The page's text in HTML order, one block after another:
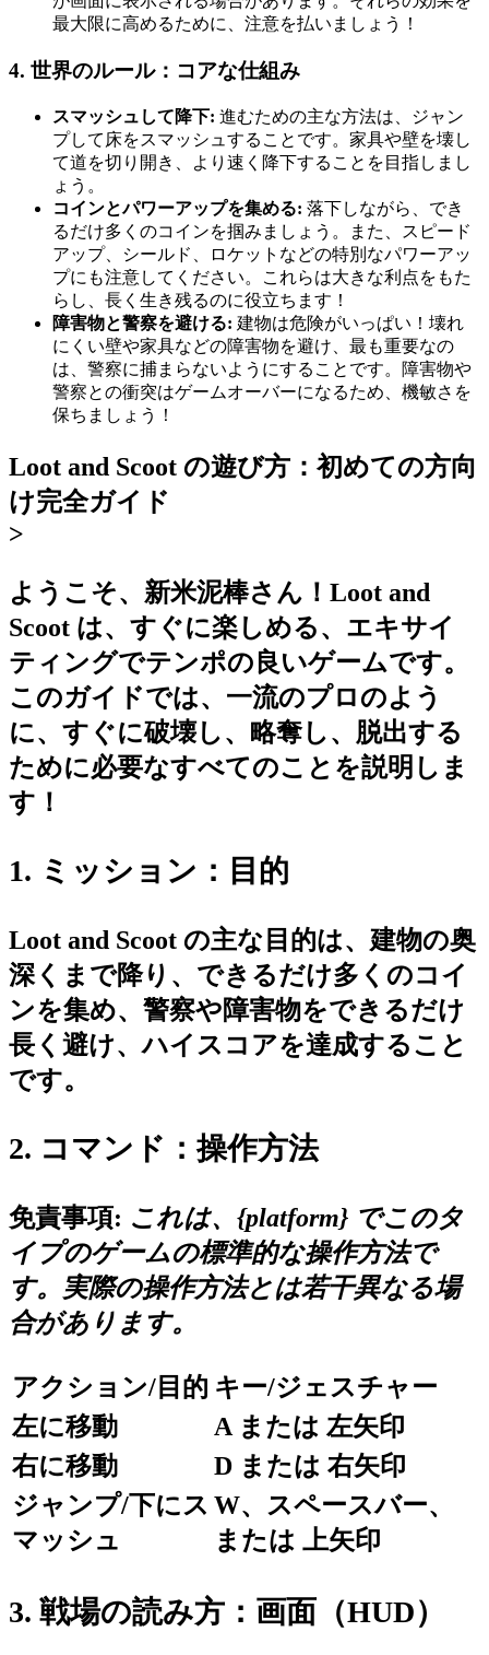
最大限に高めるために、注意を払いましょう！
4. 世界のルール：コアな仕組み
スマッシュして降下: 進むための主な方法は、ジャン
プして床をスマッシュすることです。家具や壁を壊し
て道を切り開き、より速く降下することを目指しまし
ょう。
コインとパワーアップを集める: 落下しながら、でき
るだけ多くのコインを掴みましょう。また、スピード
アップ、シールド、ロケットなどの特別なパワーアッ
プにも注意してください。これらは大きな利点をもた
らし、長く生き残るのに役立ちます！
障害物と警察を避ける: 建物は危険がいっぱい！壊れ
にくい壁や家具などの障害物を避け、最も重要なの
は、警察に捕まらないようにすることです。障害物や
警察との衝突はゲームオーバーになるため、機敏さを
保ちましょう！
Loot and Scoot の遊び方：初めての方向
け完全ガイド
>
ようこそ、新米泥棒さん！Loot and
Scoot は、すぐに楽しめる、エキサイ
ティングでテンポの良いゲームです。
このガイドでは、一流のプロのよう
に、すぐに破壊し、略奪し、脱出する
ために必要なすべてのことを説明しま
す！
1. ミッション：目的
Loot and Scoot の主な目的は、建物の奥
深くまで降り、できるだけ多くのコイ
ンを集め、警察や障害物をできるだけ
長く避け、ハイスコアを達成すること
です。
2. コマンド：操作方法
免責事項: これは、{platform} でこのタ
イプのゲームの標準的な操作方法で
す。実際の操作方法とは若干異なる場
合があります。
アクション/目的 キー/ジェスチャー
左に移動
A または 左矢印
右に移動
D または 右矢印
ジャンプ/下にス
マッシュ
W、スペースバー、
または 上矢印
3. 戦場の読み方：画面（HUD）